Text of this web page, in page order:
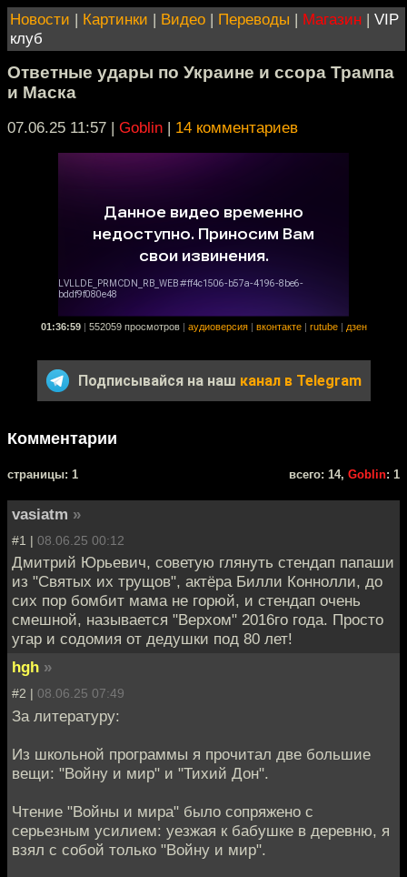
Новости | Картинки | Видео | Переводы | Магазин | VIP
клуб
Ответные удары по Украине и ссора Трампа
и Маска
07.06.25 11:57 | Goblin | 14 комментариев
01:36:59 552059 просмотров аудиоверсия вконтакте rutube дзен
Подписывайся на наш канал в Telegram
Комментарии
cтраницы: 1 всего: 14, Goblin: 1
vasiatm »
#1 | 08.06.25 00:12
Дмитрий Юрьевич, советую глянуть стендап папаши
из "Святых их трущов", актёра Билли Коннолли, до
сих пор бомбит мама не горюй, и стендап очень
смешной, называется "Верхом" 2016го года. Просто
угар и содомия от дедушки под 80 лет!
hgh »
#2 | 08.06.25 07:49
За литературу:
Из школьной программы я прочитал две большие
вещи: "Войну и мир" и "Тихий Дон".
Чтение "Войны и мира" было сопряжено с
серьезным усилием: уезжая к бабушке в деревню, я
взял с собой только "Войну и мир".